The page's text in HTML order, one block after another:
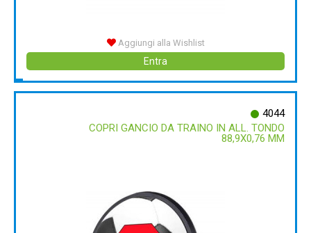
Aggiungi alla Wishlist
Entra
4044
COPRI GANCIO DA TRAINO IN ALL. TONDO
88,9X0,76 MM